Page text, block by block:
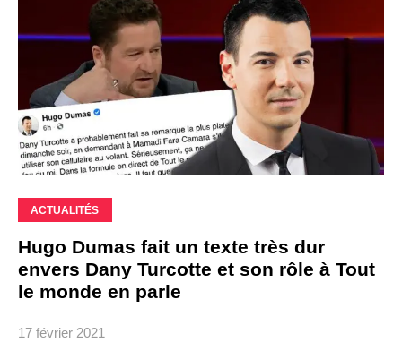
ACTUALITÉS
Hugo Dumas fait un texte très dur
envers Dany Turcotte et son rôle à Tout
le monde en parle
17 février 2021